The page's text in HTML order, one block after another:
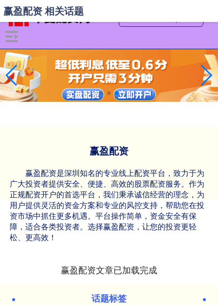
赢盈配资
赢盈配资是深圳知名的专业线上配资平台，致力于为
广大投资者提供安全、便捷、高效的股票配资服务。作为
正规配资开户的首选平台，我们秉承诚信经营的理念，为
用户提供灵活的资金方案和专业的风控支持，帮助您在投
资市场中抓住更多机遇。平台操作简单，资金安全有保
障，适合各类投资者。选择赢盈配资，让您的投资更轻
松、更高效！
赢盈配资 相关话题
赢盈配资文章已加载完成
话题标签